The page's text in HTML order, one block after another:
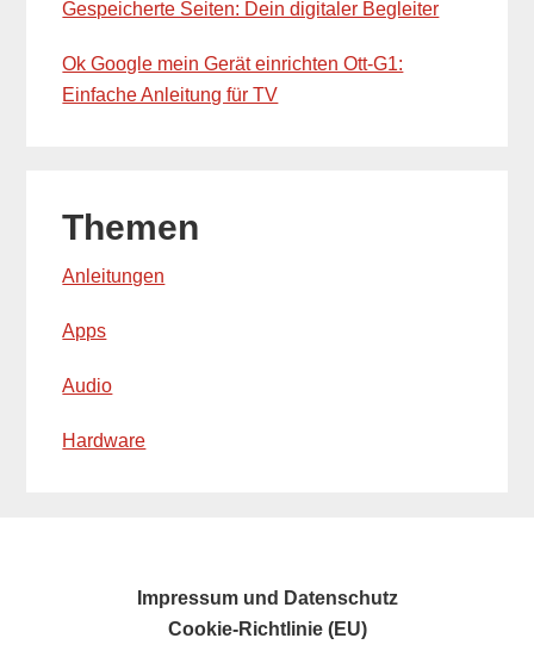
Gespeicherte Seiten: Dein digitaler Begleiter
Ok Google mein Gerät einrichten Ott-G1:
Einfache Anleitung für TV
Themen
Anleitungen
Apps
Audio
Hardware
Impressum und Datenschutz
Cookie-Richtlinie (EU)